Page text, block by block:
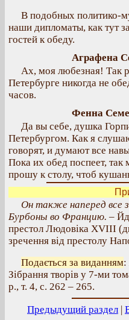
В подобных политико-
наши дипломаты, как тут
гостей к обеду.
Аграфена
Ах, моя любезная! Так
Петербурге никогда не
часов.
Фенна
Да вы себе, душка
Петербургом. Как я
говорят, и думают все
Пока их обед поспеет,
прошу к столу, чтоб
Он также наперед все
Бурбоны во Францию. –
престол Людовіка XVIII
зречення від престолу
Подається за виданням:
Зібрання творів у 7-ми
р., т. 4, с. 262 – 265.
Предыдущий раздел |